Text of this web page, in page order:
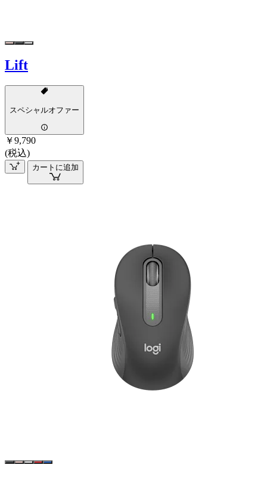
Lift
スペシャルオファー
￥9,790
(税込)
カートに追加